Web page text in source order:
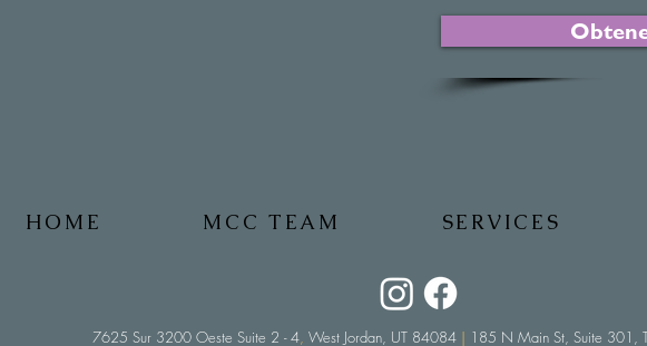
HOME MCC TEAM SERVICES
7625 Sur 3200 Oeste Suite 2 - 4, West Jordan, UT 84084 | 185 N Main St, Suite 301,